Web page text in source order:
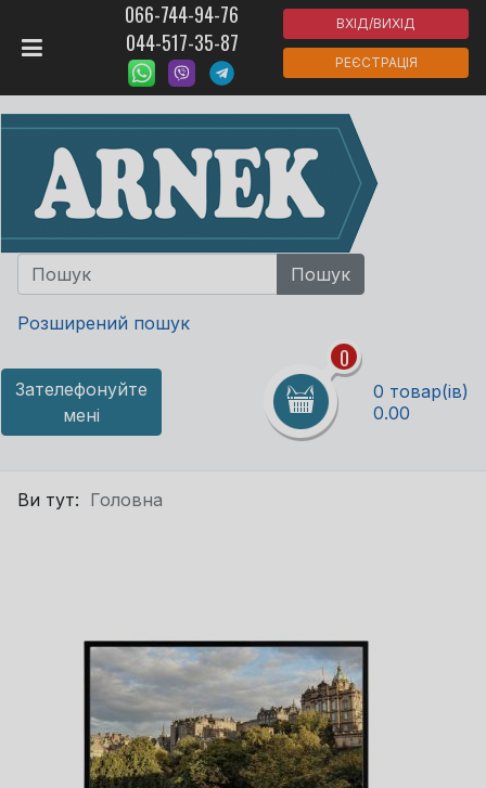
066-744-94-76
044-517-35-87
ВХІД/ВИХІД
РЕЄСТРАЦІЯ
Розширений пошук
Зателефонуйте
мені
0
0 товар(ів)
0.00
Ви тут: Головна